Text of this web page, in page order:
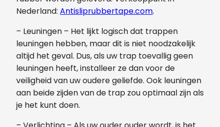
Nederland: Antisliprubbertape.com.
– Leuningen – Het lijkt logisch dat trappen
leuningen hebben, maar dit is niet noodzakelijk
altijd het geval. Dus, als uw trap toevallig geen
leuningen heeft, installeer ze dan voor de
veiligheid van uw oudere geliefde. Ook leuningen
aan beide zijden van de trap zou optimaal zijn als
je het kunt doen.